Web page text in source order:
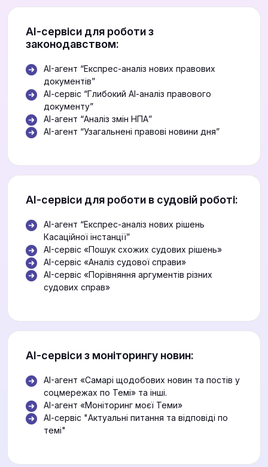
АІ-сервіси для роботи з
законодавством:
AI-агент “Експрес-аналіз нових правових
документів”
АІ-сервіс “Глибокий АІ-аналіз правового
документу”
АІ-агент “Аналіз змін НПА”
AI-агент “Узагальнені правові новини дня”
АІ-сервіси для роботи в судовій роботі:
AI-агент “Експрес-аналіз нових рішень
Касаційної інстанції”
AI-сервіс «Пошук схожих судових рішень»
AI-сервіс «Аналіз судової справи»
AI-сервіс «Порівняння аргументів різних
судових справ»
АІ-сервіси з моніторингу новин:
AI-агент «Самарі щодобових новин та постів у
соцмережах по Темі» та інші.
AI-агент «Моніторинг моєї Теми»
АІ-сервіс "Актуальні питання та відповіді по
темі"